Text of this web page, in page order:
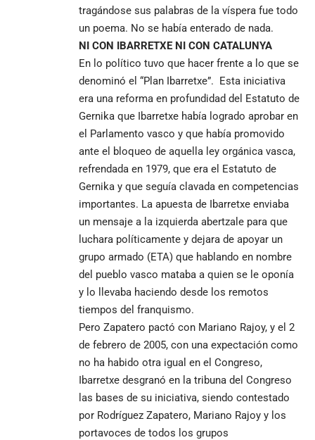
tragándose sus palabras de la víspera fue todo
un poema. No se había enterado de nada.
NI CON IBARRETXE NI CON CATALUNYA
En lo político tuvo que hacer frente a lo que se
denominó el “Plan Ibarretxe”. Esta iniciativa
era una reforma en profundidad del Estatuto de
Gernika que Ibarretxe había logrado aprobar en
el Parlamento vasco y que había promovido
ante el bloqueo de aquella ley orgánica vasca,
refrendada en 1979, que era el Estatuto de
Gernika y que seguía clavada en competencias
importantes. La apuesta de Ibarretxe enviaba
un mensaje a la izquierda abertzale para que
luchara políticamente y dejara de apoyar un
grupo armado (ETA) que hablando en nombre
del pueblo vasco mataba a quien se le oponía
y lo llevaba haciendo desde los remotos
tiempos del franquismo.
Pero Zapatero pactó con Mariano Rajoy, y el 2
de febrero de 2005, con una expectación como
no ha habido otra igual en el Congreso,
Ibarretxe desgranó en la tribuna del Congreso
las bases de su iniciativa, siendo contestado
por Rodríguez Zapatero, Mariano Rajoy y los
portavoces de todos los grupos